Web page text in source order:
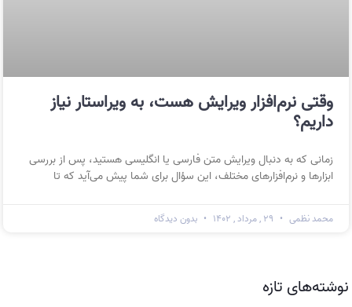
وقتی نرم‌افزار ویرایش هست،‌ به ویراستار نیاز
داریم؟
زمانی که به دنبال ویرایش متن فارسی یا انگلیسی هستید، پس از بررسی
ابزارها و نرم‌افزارهای مختلف، این سؤال برای شما پیش می‌آید که تا
محمد نظمی بدون دیدگاه
نوشته‌های تازه